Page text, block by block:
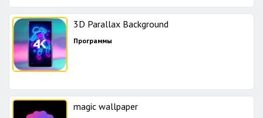
3D Parallax Background
Программы
magic wallpaper